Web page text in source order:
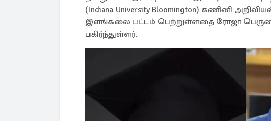
(Indiana University Bloomington) கணினி
இளங்கலை பட்டம் பெற்றுள்ளதை ரோஜா
பகிர்ந்துள்ளர்.